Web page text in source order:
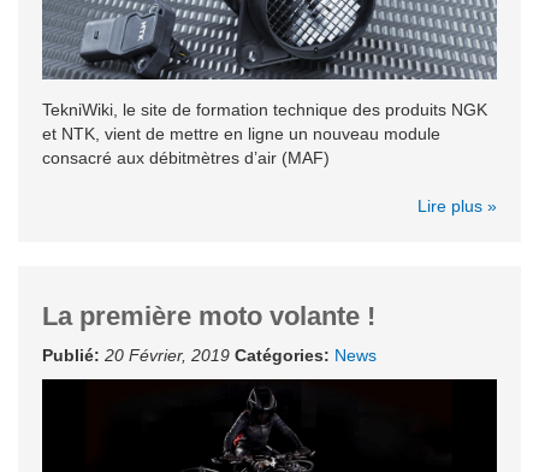
TekniWiki, le site de formation technique des produits NGK
et NTK, vient de mettre en ligne un nouveau module
consacré aux débitmètres d’air (MAF)
Lire plus »
La première moto volante !
Publié: 20 Février, 2019 Catégories: News